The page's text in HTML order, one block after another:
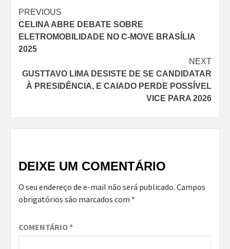
Continue
Reading
PREVIOUS
CELINA ABRE DEBATE SOBRE
ELETROMOBILIDADE NO C-MOVE BRASÍLIA
2025
NEXT
GUSTTAVO LIMA DESISTE DE SE CANDIDATAR
À PRESIDÊNCIA, E CAIADO PERDE POSSÍVEL
VICE PARA 2026
DEIXE UM COMENTÁRIO
O seu endereço de e-mail não será publicado. Campos
obrigatórios são marcados com *
COMENTÁRIO*